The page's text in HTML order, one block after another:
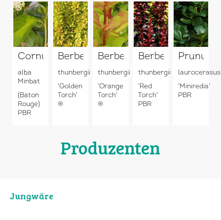
Cornus
alba
Minbat
(Baton
Rouge)
PBR
Berberis
thunbergii
'Golden
Torch'
®
Berberis
thunbergii
'Orange
Torch'
®
Berberis
thunbergii
'Red
Torch'
PBR
Prunus
laurocerasus
'Miniredia'
PBR
Produzenten
Jungwäre